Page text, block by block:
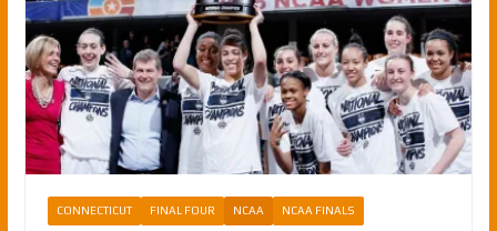
CONNECTICUT FINAL FOUR NCAA NCAA FINALS